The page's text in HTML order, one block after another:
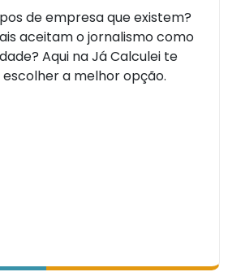
de empresa que existem?
aceitam o jornalismo como
Aqui na Já Calculei te
escolher a melhor opção.